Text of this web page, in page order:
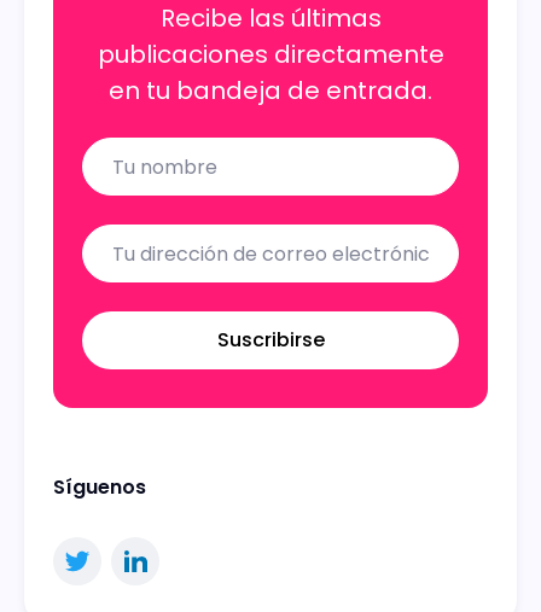
Recibe las últimas
publicaciones directamente
en tu bandeja de entrada.
Name
Email
Suscribirse
Síguenos